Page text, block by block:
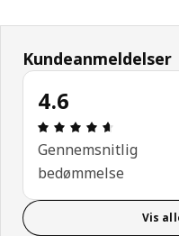
Kundeanmeldelser
4.6
Gennemsnitlig
bedømmelse
Vis